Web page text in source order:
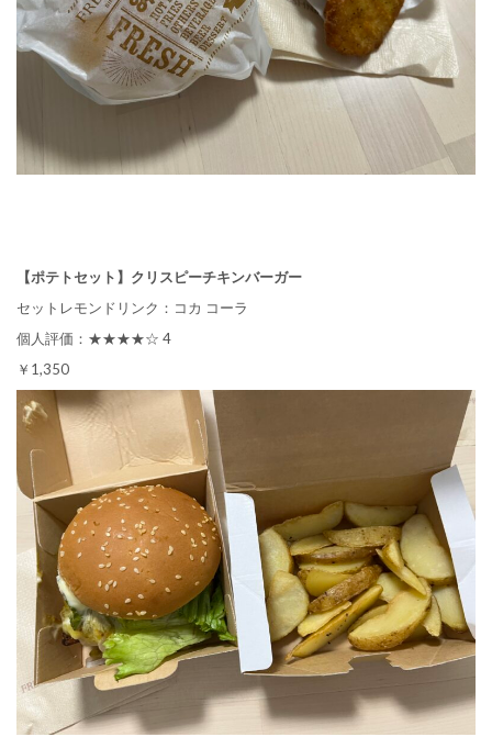
【ポテトセット】クリスピーチキンバーガー
セットレモンドリンク：コカ コーラ
個人評価：★★★★☆ 4
￥1,350